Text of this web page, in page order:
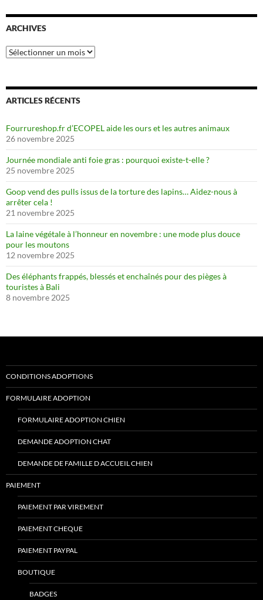
ARCHIVES
Archives
ARTICLES RÉCENTS
Fourrureshop.fr d’ECOPEL aide les ours et les autres animaux
26 novembre 2025
Journée mondiale anti foie gras : pourquoi existe-t-elle ?
25 novembre 2025
Goop vend des pulls issus de la torture des lapins… Aidez-nous à
arrêter cela !
21 novembre 2025
La laine végétale à l’honneur en novembre : une mode plus douce
pour les moutons
12 novembre 2025
Des éléphants frappés, blessés et enchaînés pour des pièges à
touristes à Bali
8 novembre 2025
CONDITIONS ADOPTIONS
FORMULAIRE ADOPTION
FORMULAIRE ADOPTION CHIEN
DEMANDE ADOPTION CHAT
DEMANDE DE FAMILLE D ACCUEIL CHIEN
PAIEMENT
PAIEMENT PAR VIREMENT
PAIEMENT CHEQUE
PAIEMENT PAYPAL
BOUTIQUE
BADGES